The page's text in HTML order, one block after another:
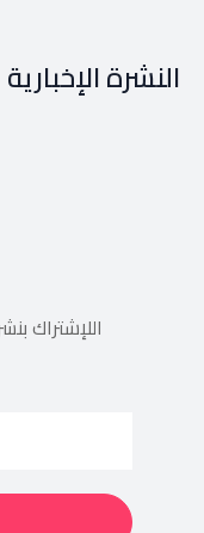
النشرة الإخبارية
اللإشتراك